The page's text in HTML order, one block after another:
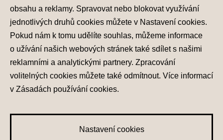
© 2026 Hyundai Motor Czech s.r.o.
Všechna práva vyhrazena
Ochrana osobních údajů
Nastavení cookies
obsahu a reklamy. Spravovat nebo blokovat využívání
jednotlivých druhů cookies můžete v Nastavení cookies.
Pokud nám k tomu udělíte souhlas, můžeme informace
o užívání našich webových stránek také sdílet s našimi
reklamními a analytickými partnery. Zpracování
volitelných cookies můžete také odmítnout. Více informací
v Zásadách používání cookies.
Nastavení cookies